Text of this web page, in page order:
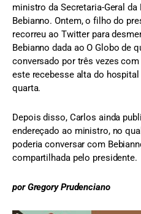
ministro da Secretaria-Geral da
Bebianno. Ontem, o filho do
recorreu ao Twitter para
Bebianno dada ao O Globo de
conversado por três vezes
este recebesse alta do
quarta.
Depois disso, Carlos ainda
endereçado ao ministro, no
poderia conversar com
compartilhada pelo presidente.
por Gregory Prudenciano